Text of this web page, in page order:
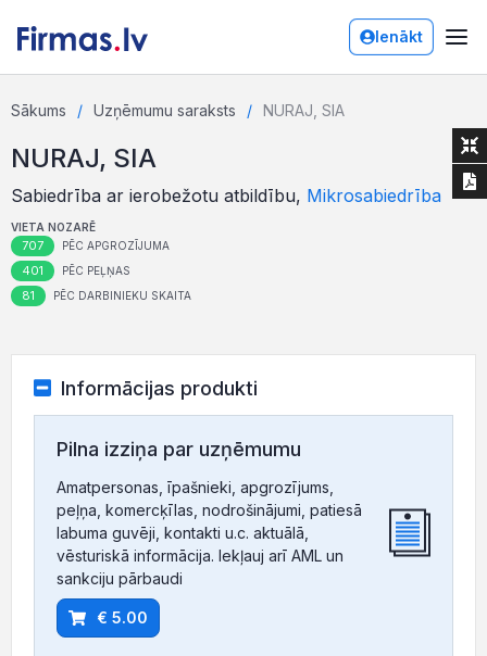
Ienākt
Sākums Uzņēmumu saraksts NURAJ, SIA
NURAJ, SIA
Sabiedrība ar ierobežotu atbildību, Mikrosabiedrība
VIETA NOZARĒ
707 PĒC APGROZĪJUMA
401 PĒC PEĻŅAS
81 PĒC DARBINIEKU SKAITA
Informācijas produkti
Pilna izziņa par uzņēmumu
Amatpersonas, īpašnieki, apgrozījums,
peļņa, komercķīlas, nodrošinājumi, patiesā
labuma guvēji, kontakti u.c. aktuālā,
vēsturiskā informācija. Iekļauj arī AML un
sankciju pārbaudi
€ 5.00